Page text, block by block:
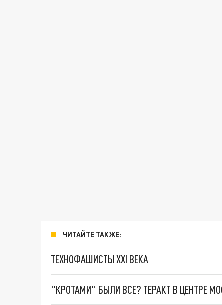
ЧИТАЙТЕ ТАКЖЕ:
ТЕХНОФАШИСТЫ XXI ВЕКА
"КРОТАМИ" БЫЛИ ВСЕ? ТЕРАКТ В ЦЕНТРЕ